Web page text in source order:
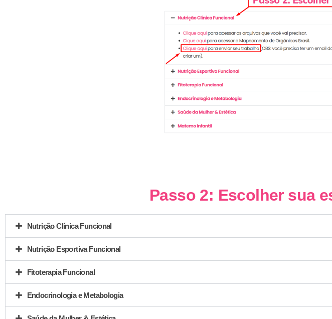
Passo 2: Escolher sua
Nutrição Clínica Funcional
Nutrição Esportiva Funcional
Fitoterapia Funcional
Endocrinologia e Metabologia